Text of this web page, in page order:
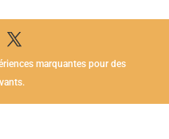
marquantes pour des